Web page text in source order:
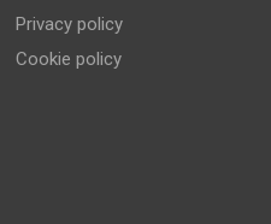
Privacy policy
Cookie policy